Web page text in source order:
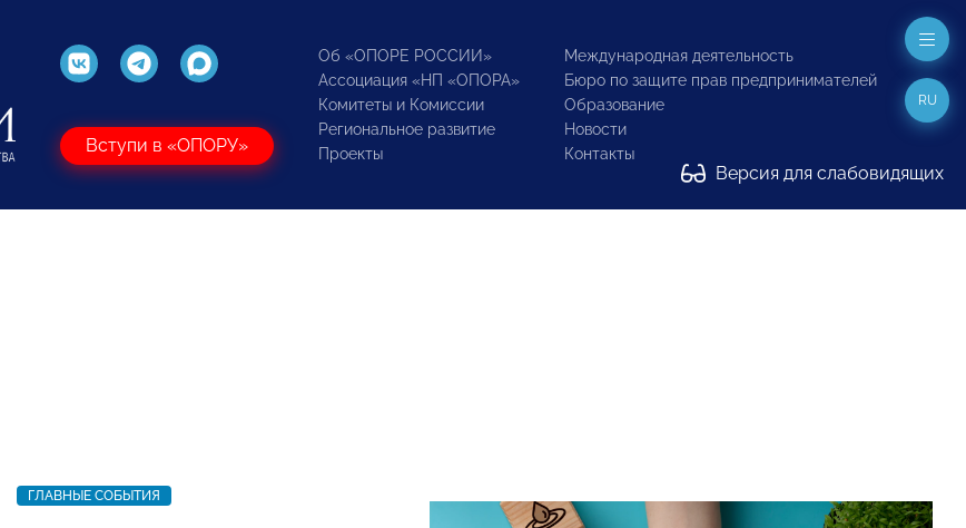
Вступи в «ОПОРУ»
Об «ОПОРЕ РОССИИ»
Ассоциация «НП «ОПОРА»
Комитеты и Комиссии
Региональное развитие
Проекты
Международная деятельность
Бюро по защите прав предпринимателей
Образование
Новости
Контакты
Версия для слабовидящих
RU
ГЛАВНЫЕ СОБЫТИЯ